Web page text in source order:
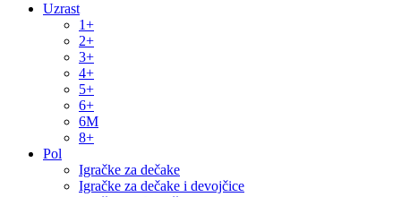
Uzrast
1+
2+
3+
4+
5+
6+
6M
8+
Pol
Igračke za dečake
Igračke za dečake i devojčice